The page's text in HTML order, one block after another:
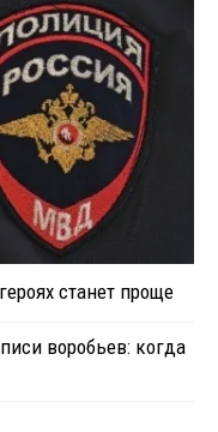
станет проще
воробьев: когда